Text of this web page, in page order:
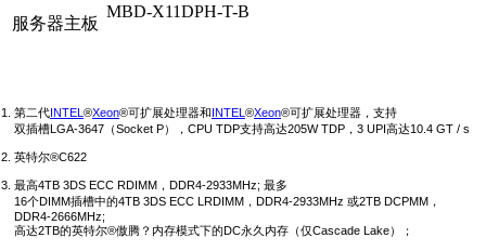
服务器主板
MBD-X11DPH-T-B
第二代 INTEL ®Xeon®可扩展处理器和 INTEL ®Xeon®可扩展处理器，支持
双插槽LGA-3647（Socket P），CPU TDP支持高达205W TDP，3 UPI高达10.4 GT / s
英特尔®C622
最高4TB 3DS ECC RDIMM，DDR4-2933MHz; 最多
16个DIMM插槽中的4TB 3DS ECC LRDIMM，DDR4-2933MHz 或2TB DCPMM，
DDR4-2666MHz;
高达2TB的英特尔®傲腾？ 内存模式下的DC永久内存（仅Cascade Lake）；